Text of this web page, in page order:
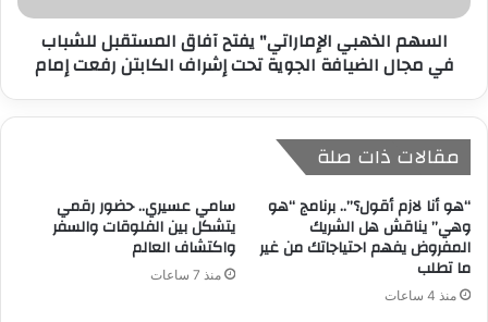
السهم الذهبي الإماراتي" يفتح آفاق المستقبل للشباب
في مجال الضيافة الجوية تحت إشراف الكابتن رفعت إمام
مقالات ذات صلة
“هو أنا لازم أقول؟”.. برنامج “هو
وهي” يناقش هل الشريك
المفروض يفهم احتياجاتك من غير
ما تطلب
منذ 4 ساعات
سامي عسيري.. حضور رقمي
يتشكل بين الفلوقات والسفر
واكتشاف العالم
منذ 7 ساعات